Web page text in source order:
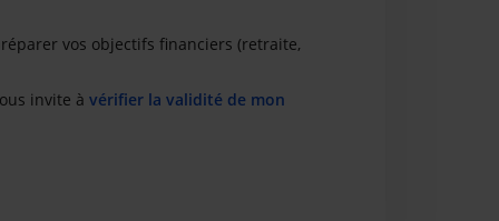
vos objectifs financiers (retraite,
invite à vérifier la validité de mon